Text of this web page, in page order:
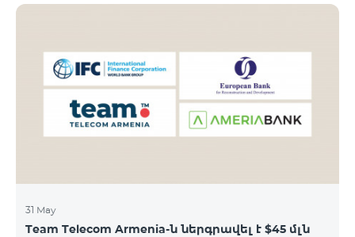
31 May
Team Telecom Armenia-ն ներգրավել է $45 մլն